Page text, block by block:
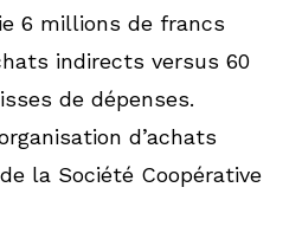
6 millions de francs
indirects versus 60
de dépenses.
d’achats
la Société Coopérative